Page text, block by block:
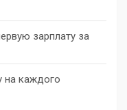
зарплату за
на каждого